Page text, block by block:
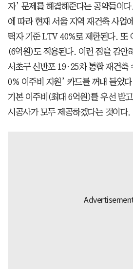
자’ 문제를 해결해준다는 공약들이
에 따라 현재 서울 지역 재건축 사업
택자 기준 LTV 40%로 제한된다. 또
(6억원)도 적용된다. 이런 점을 감안
서초구 신반포 19·25차 통합 재건축
0% 이주비 지원’ 카드를 꺼내 들었
기본 이주비(최대 6억원)를 우선 받
시공사가 모두 제공하겠다는 것이다.